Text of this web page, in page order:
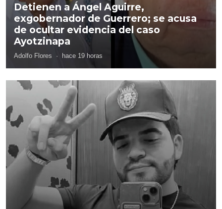
Detienen a Ángel Aguirre,
exgobernador de Guerrero; se acusa
de ocultar evidencia del caso
Ayotzinapa
Adolfo Flores · hace 19 horas